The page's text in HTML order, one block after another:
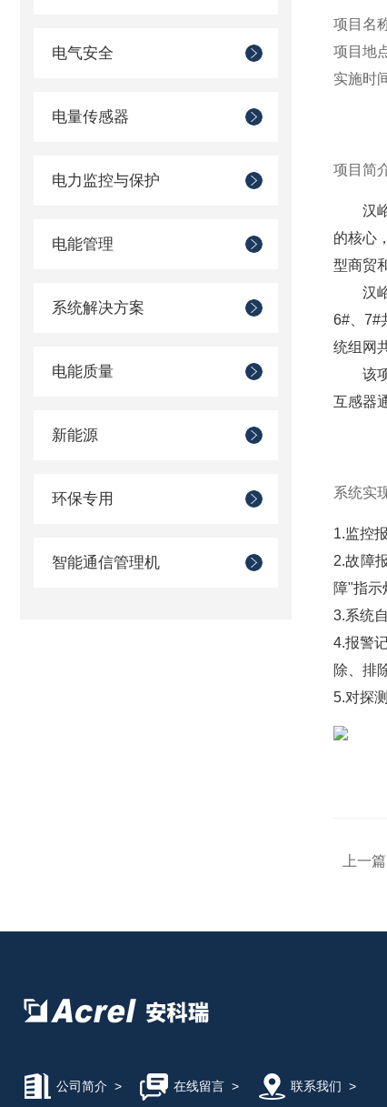
电气安全
电量传感器
电力监控与保护
电能管理
系统解决方案
电能质量
新能源
环保专用
智能通信管理机
项目名
项目地
实施时
项目简
汉
的核心
型商贸
汉
6#、7#
统组网
该
互感器
系统实
1.监控
2.故障
障"指示
3.系统
4.报警
除、排
5.对探
上一篇
公司简介 > 在线留言> 联系我们 >